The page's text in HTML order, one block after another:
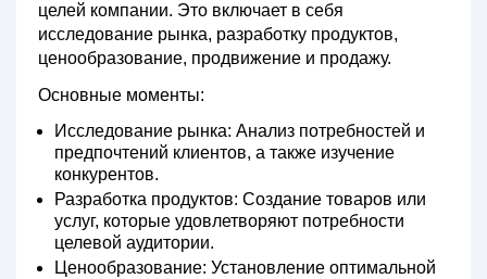
целей компании. Это включает в себя
исследование рынка, разработку продуктов,
ценообразование, продвижение и продажу.
Основные моменты:
Исследование рынка: Анализ потребностей и
предпочтений клиентов, а также изучение
конкурентов.
Разработка продуктов: Создание товаров или
услуг, которые удовлетворяют потребности
целевой аудитории.
Ценообразование: Установление оптимальной